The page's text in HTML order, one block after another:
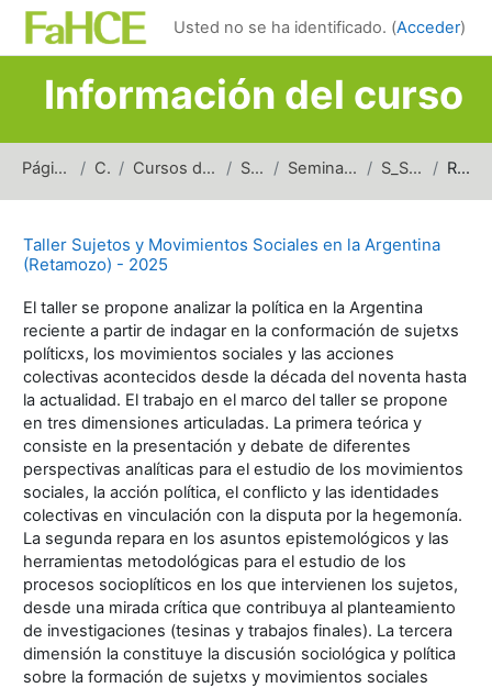
Salta al contenido principal
Usted no se ha identificado. (Acceder)
Información del curso
Página Principal Cursos Cursos de carreras de grado Sociología Seminarios y Talleres (S) S_SMSAC_2025 Resumen
Taller Sujetos y Movimientos Sociales en la Argentina
(Retamozo) - 2025
El taller se propone analizar la política en la Argentina
reciente a partir de indagar en la conformación de sujetxs
políticxs, los movimientos sociales y las acciones
colectivas acontecidos desde la década del noventa hasta
la actualidad. El trabajo en el marco del taller se propone
en tres dimensiones articuladas. La primera teórica y
consiste en la presentación y debate de diferentes
perspectivas analíticas para el estudio de los movimientos
sociales, la acción política, el conflicto y las identidades
colectivas en vinculación con la disputa por la hegemonía.
La segunda repara en los asuntos epistemológicos y las
herramientas metodológicas para el estudio de los
procesos socioplíticos en los que intervienen los sujetos,
desde una mirada crítica que contribuya al planteamiento
de investigaciones (tesinas y trabajos finales). La tercera
dimensión la constituye la discusión sociológica y política
sobre la formación de sujetxs y movimientos sociales